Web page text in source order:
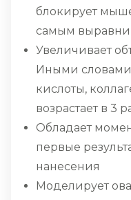
блокирует
самым
Увеличивает
Иными
кислоты,
возрастает в 3
Обладает
первые
нанесения
Моделирует